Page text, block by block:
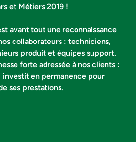
et Métiers 2019 !
avant tout une reconnaissance
collaborateurs : techniciens,
produit et équipes support.
forte adressée à nos clients :
investit en permanence pour
ses prestations.